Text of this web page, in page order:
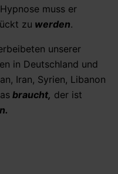
muss er
zu werden.
unserer
in Deutschland und
Iran, Syrien, Libanon
braucht, der ist